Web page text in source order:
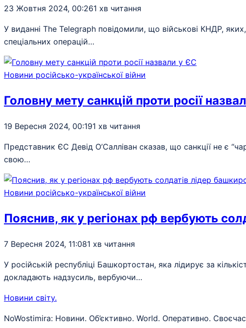
23 Жовтня 2024, 00:261 хв читання
У виданні The Telegraph повідомили, що військові КНДР,
спеціальних операцій…
Новини російсько-української війни
Головну мету санкцій проти росії
19 Вересня 2024, 00:191 хв читання
Представник ЄС Девід О’Салліван сказав, що санкції не є
свою…
Новини російсько-української війни
Пояснив, як у регіонах рф вербують
7 Вересня 2024, 11:081 хв читання
У російській республіці Башкортостан, яка лідирує за
докладають надзусиль, вербуючи…
Новини світу.
NoWostimira: Новини. Об’єктивно. World. Оперативно.